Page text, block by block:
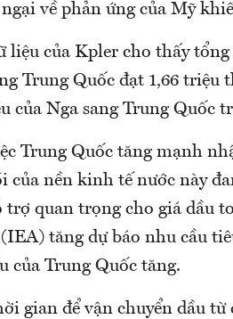
về phản ứng của Mỹ
liệu của Kpler cho thấy
Trung Quốc đạt 1,66
của Nga sang Trung Quốc
Trung Quốc tăng mạnh
của nền kinh tế nước này
trợ quan trọng cho giá dầu
tăng dự báo nhu cầu
của Trung Quốc tăng.
gian để vận chuyển dầu